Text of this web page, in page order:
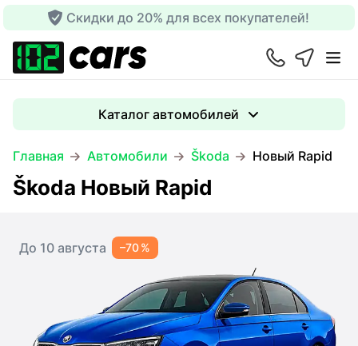
Скидки до 20% для всех покупателей!
Главная Автомобили Škoda Новый Rapid
Каталог автомобилей
Škoda Новый Rapid
До 10 августа –70 %